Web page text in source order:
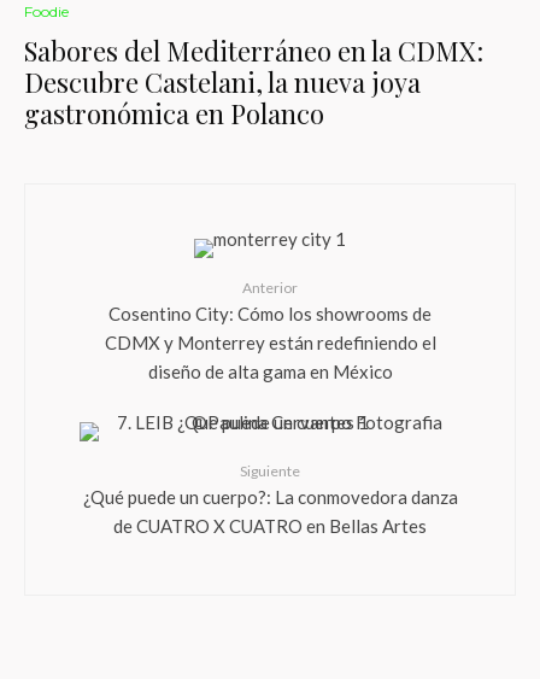
Foodie
Sabores del Mediterráneo en la CDMX:
Descubre Castelani, la nueva joya
gastronómica en Polanco
Anterior
Cosentino City: Cómo los showrooms de
CDMX y Monterrey están redefiniendo el
diseño de alta gama en México
Siguiente
¿Qué puede un cuerpo?: La conmovedora danza
de CUATRO X CUATRO en Bellas Artes